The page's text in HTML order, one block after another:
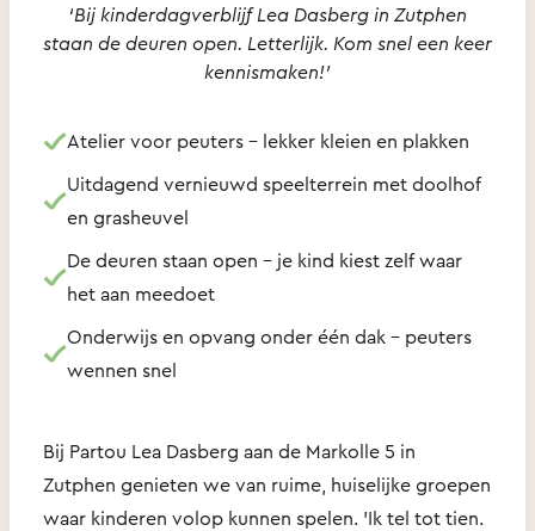
‘Bij kinderdagverblijf Lea Dasberg in Zutphen
staan de deuren open. Letterlijk. Kom snel een keer
kennismaken!’
Atelier voor peuters – lekker kleien en plakken
Uitdagend vernieuwd speelterrein met doolhof
en grasheuvel
De deuren staan open – je kind kiest zelf waar
het aan meedoet
Onderwijs en opvang onder één dak - peuters
wennen snel
Bij Partou Lea Dasberg aan de Markolle 5 in
Zutphen genieten we van ruime, huiselijke groepen
waar kinderen volop kunnen spelen. 'Ik tel tot tien.